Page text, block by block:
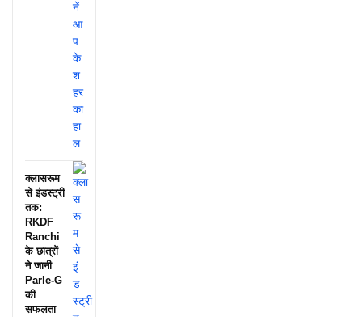
क्लासरूम
से इंडस्ट्री
तक:
RKDF
Ranchi
के छात्रों
ने जानी
Parle-G
की
सफलता